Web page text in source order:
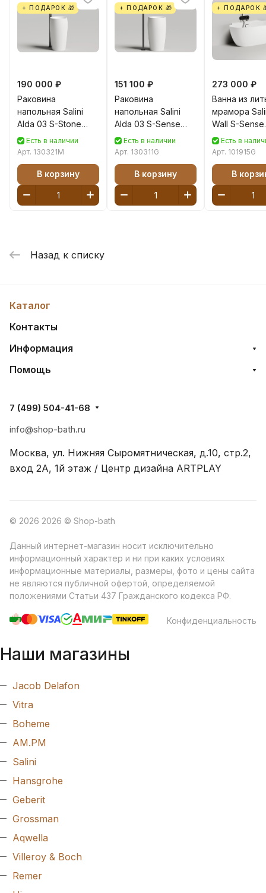
+ ПОДАРОК 🎁
190 000 ₽
Раковина
напольная Salini
Alda 03 S-Stone
130321M белая
матовая
Есть в наличии
Арт. 130321M
В корзину
+ ПОДАРОК 🎁
151 100 ₽
Раковина
напольная Salini
Alda 03 S-Sense
130311G белая
глянцевая
Есть в наличии
Арт. 130311G
В корзину
+ ПОДАРОК
273 000 ₽
Ванна из
мрамора
Wall S-Sense
170х90
глянцевая
Есть в
Арт. 101915G
В
Назад к списку
Каталог
Контакты
Информация
Помощь
7 (499) 504-41-68
info@shop-bath.ru
Москва, ул. Нижняя Сыромятническая, д.10, стр.2,
вход 2A, 1й этаж / Центр дизайна ARTPLAY
© 2026 2026 © Shop-bath
Данный интернет-магазин носит исключительно
информационный характер и ни при каких условиях
информационные материалы, размеры, фото и цены сайта
не являются публичной офертой, определяемой
положениями Статьи 437 Гражданского кодекса РФ.
Конфиденциальность
Наши магазины
Jacob Delafon
Vitra
Boheme
AM.PM
Salini
Hansgrohe
Geberit
Grossman
Aqwella
Villeroy & Boch
Remer